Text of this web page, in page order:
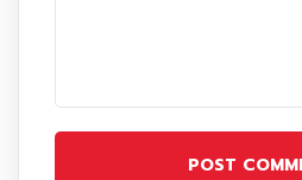
POST